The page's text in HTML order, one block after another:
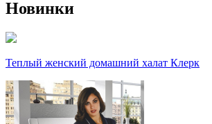
Новинки
Теплый женский домашний халат Клерк